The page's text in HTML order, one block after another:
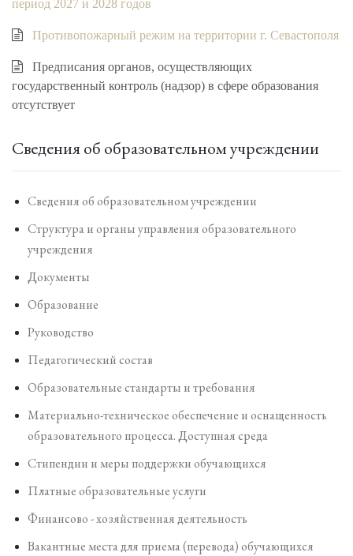
период 2027 и 2028 годов
Противопожарный режим на территории г. Севастополя
Предписания органов, осуществляющих
государственный контроль (надзор) в сфере образования
отсутствует
Сведения об образовательном учреждении
Сведения об образовательном учреждении
Структура и органы управления образовательного
учреждения
Документы
Образование
Руководство
Педагогический состав
Образовательные стандарты и требования
Материально-техническое обеспечение и оснащенность
образовательного процесса. Доступная среда
Стипендии и меры поддержки обучающихся
Платные образовательные услуги
Финансово - хозяйственная деятельность
Вакантные места для приема (перевода) обучающихся